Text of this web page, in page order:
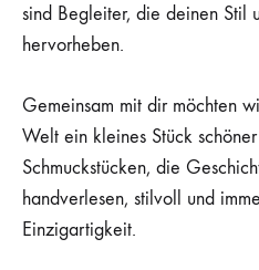
sind Begleiter, die deinen Stil
hervorheben.
Gemeinsam mit dir möchten
Welt ein kleines Stück
Schmuckstücken, die
handverlesen, stilvoll und
Einzigartigkeit.